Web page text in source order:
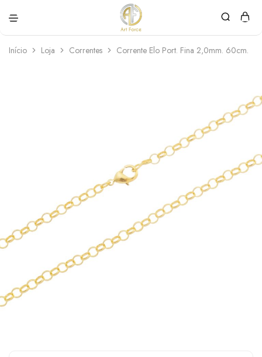
Force
personalizadas
Início Loja Correntes Corrente Elo Port. Fina 2,0mm. 60cm.